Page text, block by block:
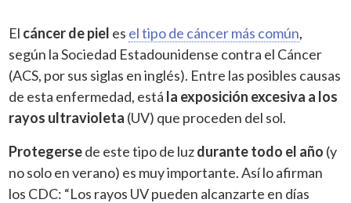
El cáncer de piel es el tipo de cáncer más común,
según la Sociedad Estadounidense contra el Cáncer
(ACS, por sus siglas en inglés). Entre las posibles causas
de esta enfermedad, está la exposición excesiva a los
rayos ultravioleta (UV) que proceden del sol.
Protegersede este tipo de luzdurante todo el año (y
no solo en verano) es muy importante. Así lo afirman
los CDC: “Los rayos UV pueden alcanzarte en días